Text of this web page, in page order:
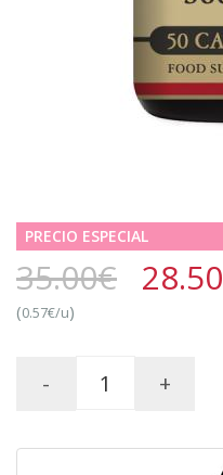
PRECIO ESPECIAL
35.00€ 28.50
(0.57€/u)
- +